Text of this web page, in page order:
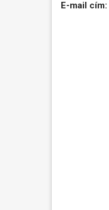
E-mail cím: